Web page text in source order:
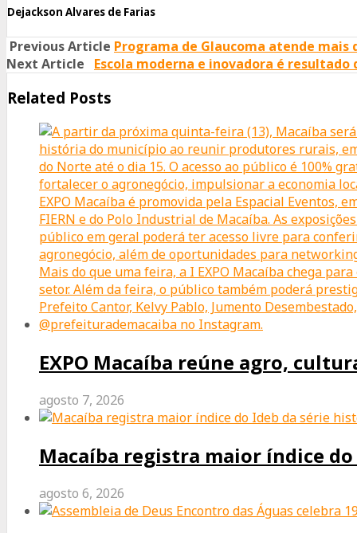
Dejackson Alvares de Farias
Previous Article Programa de Glaucoma atende mais
Next Article
Escola moderna e inovadora é
Related Posts
EXPO Macaíba reúne agro,
agosto 7, 2026
Macaíba registra maior índice
agosto 6, 2026